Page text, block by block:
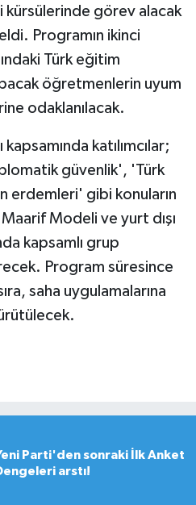
kürsülerinde görev alacak
Programın ikinci
Türk eğitim
öğretmenlerin uyum
odaklanılacak.
katılımcılar;
güvenlik', 'Türk
erdemleri' gibi konuların
Maarif Modeli ve yurt dışı
kapsamlı grup
Program süresince
saha uygulamalarına
Parti'den sonraki İlk Anket
arstı!